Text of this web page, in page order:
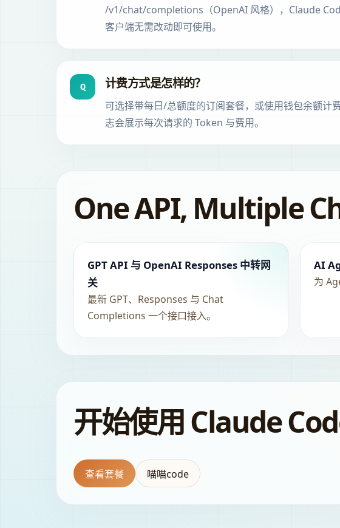
/v1/chat/completions（OpenAI 风格），Claude
客户端无需改动即可使用。
Q 计费方式是怎样的？
可选择带每日/总额度的订阅套餐，或使用钱包余额计
志会展示每次请求的 Token 与费用。
One API, Multiple
GPT API 与 OpenAI Responses 中转网
关
最新 GPT、Responses 与 Chat
Completions 一个接口接入。
AI
为
开始使用 Claude
查看套餐 喵喵code